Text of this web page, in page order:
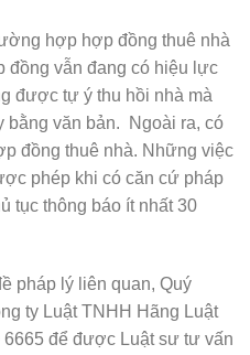
hợp hợp đồng thuê nhà
đồng vẫn đang có hiệu lực
được tự ý thu hồi nhà mà
bằng văn bản. Ngoài ra, có
đồng thuê nhà. Những việc
phép khi có căn cứ pháp
tục thông báo ít nhất 30
pháp lý liên quan, Quý
ty Luật TNHH Hãng Luật
để được Luật sư tư vấn